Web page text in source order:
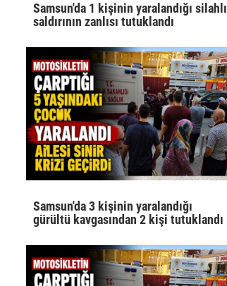
Samsun'da 1 kişinin yaralandığı silahlı
saldırının zanlısı tutuklandı
Samsun'da 3 kişinin yaralandığı
gürültü kavgasından 2 kişi tutuklandı